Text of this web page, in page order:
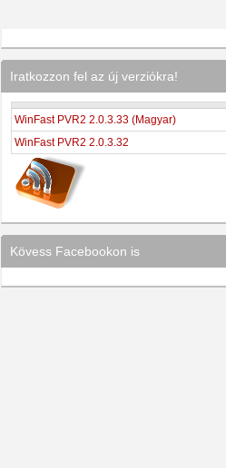
Iratkozzon fel az új verziókra!
WinFast PVR2 2.0.3.33 (Magyar)
WinFast PVR2 2.0.3.32
Kövess Facebookon is